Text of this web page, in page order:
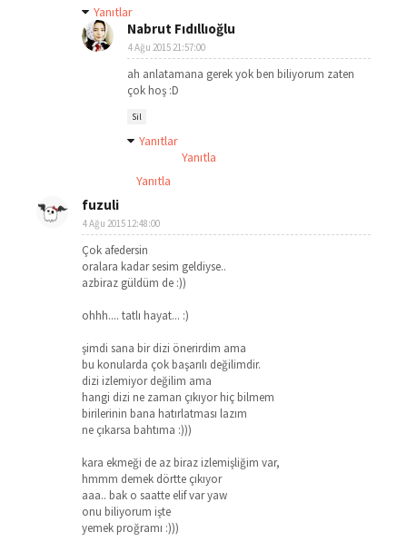
Yanıtlar
Nabrut Fıdıllıoğlu
4 Ağu 2015 21:57:00
ah anlatamana gerek yok ben biliyorum zaten
çok hoş :D
Sil
Yanıtlar
Yanıtla
Yanıtla
fuzuli
4 Ağu 2015 12:48:00
Çok afedersin
oralara kadar sesim geldiyse..
azbiraz güldüm de :))
ohhh.... tatlı hayat... :)
şimdi sana bir dizi önerirdim ama
bu konularda çok başarılı değilimdir.
dizi izlemiyor değilim ama
hangi dizi ne zaman çıkıyor hiç bilmem
birilerinin bana hatırlatması lazım
ne çıkarsa bahtıma :)))
kara ekmeği de az biraz izlemişliğim var,
hmmm demek dörtte çıkıyor
aaa.. bak o saatte elif var yaw
onu biliyorum işte
yemek proğramı :)))